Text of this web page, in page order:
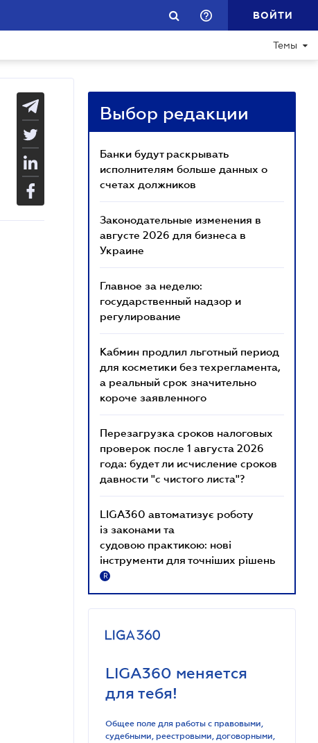
ВОЙТИ
Темы
Выбор редакции
Банки будут раскрывать
исполнителям больше данных о
счетах должников
Законодательные изменения в
августе 2026 для бизнеса в
Украине
Главное за неделю:
государственный надзор и
регулирование
Кабмин продлил льготный период
для косметики без техрегламента,
а реальный срок значительно
короче заявленного
Перезагрузка сроков налоговых
проверок после 1 августа 2026
года: будет ли исчисление сроков
давности "с чистого листа"?
LIGA360 автоматизує роботу
із законами та
судовою практикою: нові
інструменти для точніших рішень
R
LIGA360 меняется
для тебя!
Общее поле для работы с правовыми,
судебными, реестровыми, договорными,